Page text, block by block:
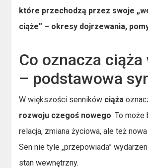
które przechodzą przez swoje
ciąże” – okresy dojrzewania,
Co oznacza ciąża
– podstawowa
W większości senników ciąża
rozwoju czegoś nowego. To może
relacja, zmiana życiowa, ale też
Sen nie tyle „przepowiada”
stan wewnętrzny.